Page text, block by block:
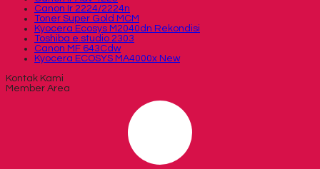
Canon Ir 2224/2224n
Toner Super Gold MCM
Kyocera Ecosys M2040dn Rekondisi
Toshiba e.studio 2303
Canon MF 643Cdw
Kyocera ECOSYS MA4000x New
Kontak Kami
Member Area